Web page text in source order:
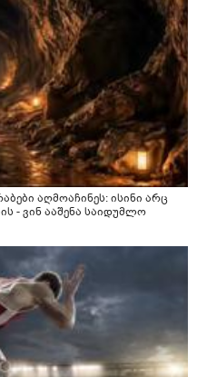
აღმოაჩინეს: ისინი არც
- ვინ ააშენა საიდუმლო